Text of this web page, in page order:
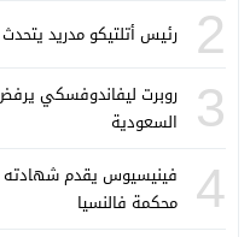
2 رئيس أتلتيكو مدريد
3
روبرت ليفاندوفسكي
السعودية
4
فينيسيوس يقدم شهادته
محكمة فالنسيا